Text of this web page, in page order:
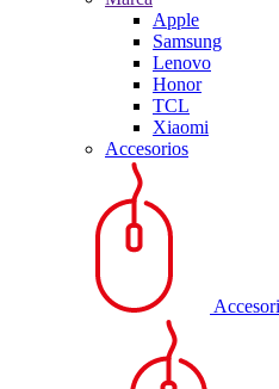
Apple
Samsung
Lenovo
Honor
TCL
Xiaomi
Accesorios